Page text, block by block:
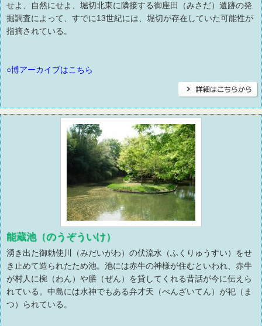
せよ、自然にせよ、堀切北東に隣接する御座田（みさだ）遺跡の発
掘調査によって、すでに13世紀には、堀切が存在していた可能性が
指摘されている。
○博アーカイブはこちら
能蔵池（のうぞういけ）
湧き出た御勅使川（みだいがわ）の伏流水（ふくりゅうすい）をせ
き止めて造られたため池。池には赤牛の神様が住むといわれ、赤牛
が村人に椀（わん）や膳（ぜん）を貸してくれる昔話が今に伝えら
れている。中島には水神でもある弁才天（べんざいてん）が祀（ま
つ）られている。